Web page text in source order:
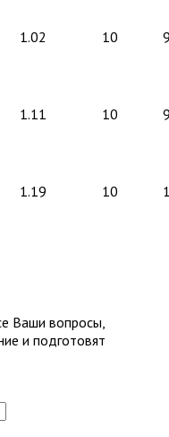
1.02 10
1.11 10
1.19 10
Ваши вопросы,
и подготовят